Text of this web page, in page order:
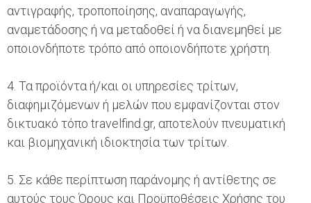
αντιγραφής, τροποποίησης, αναπαραγωγής,
αναμετάδοσης ή να μεταδοθεί ή να διανεμηθεί με
οποιονδήποτε τρόπο από οποιονδήποτε χρήστη.
4. Τα προϊόντα ή/και οι υπηρεσίες τρίτων,
διαφημιζόμενων ή μελών που εμφανίζονται στον
δικτυακό τόπο travelfind.gr, αποτελούν πνευματική
και βιομηχανική ιδιοκτησία των τρίτων.
5. Σε κάθε περίπτωση παράνομης ή αντίθετης σε
αυτούς τους Όρους και Προϋποθέσεις Χρήσης του